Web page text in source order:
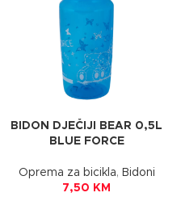
BIDON DJEČIJI BEAR 0,5L
BLUE FORCE
Oprema za bicikla, Bidoni
7,50 KM